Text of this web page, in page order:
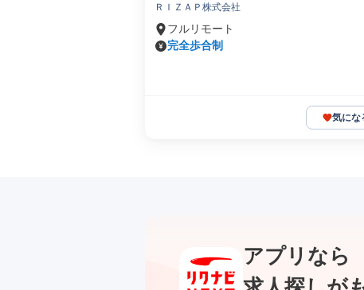
ＲＩＺＡＰ株式会社
フルリモート
完全歩合制
気にな
アプリなら